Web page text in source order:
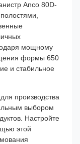
Anco 80D-
мощному
формы 650
и стабильное
производства
выбором
Настройте
этой